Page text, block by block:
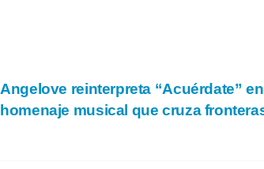
Angelove reinterpreta “Acuérdate”
homenaje musical que cruza